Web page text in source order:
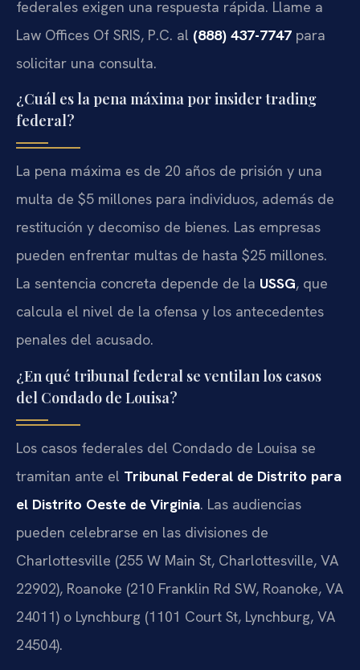
federales exigen una respuesta rápida. Llame a
Law Offices Of SRIS, P.C. al (888) 437-7747 para
solicitar una consulta.
¿Cuál es la pena máxima por insider trading
federal?
La pena máxima es de 20 años de prisión y una
multa de $5 millones para individuos, además de
restitución y decomiso de bienes. Las empresas
pueden enfrentar multas de hasta $25 millones.
La sentencia concreta depende de la USSG, que
calcula el nivel de la ofensa y los antecedentes
penales del acusado.
¿En qué tribunal federal se ventilan los casos
del Condado de Louisa?
Los casos federales del Condado de Louisa se
tramitan ante el Tribunal Federal de Distrito para
el Distrito Oeste de Virginia. Las audiencias
pueden celebrarse en las divisiones de
Charlottesville (255 W Main St, Charlottesville, VA
22902), Roanoke (210 Franklin Rd SW, Roanoke, VA
24011) o Lynchburg (1101 Court St, Lynchburg, VA
24504).